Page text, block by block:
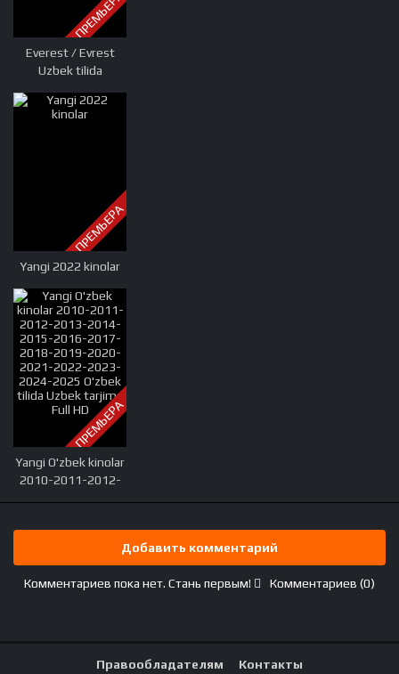
tilida, tarjima kinolar
2024 o zbek, tarjima
kinolar 2024
ПРЕМЬЕРА
Everest / Evrest
Uzbek tilida
tarjima kino Full HD
ПРЕМЬЕРА
Yangi 2022 kinolar
ПРЕМЬЕРА
Yangi O'zbek kinolar
2010-2011-2012-
2019-2020-2021-
2025 O'zbek tilida
Uzbek tarjima Full
Добавить комментарий
Комментариев пока нет. Стань первым! Комментариев (0)
Правообладателям
Контакты